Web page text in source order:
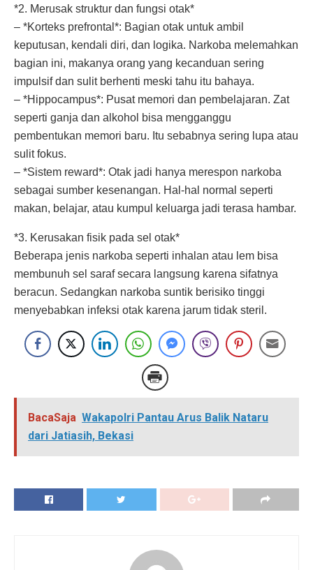
*2. Merusak struktur dan fungsi otak*
– *Korteks prefrontal*: Bagian otak untuk ambil
keputusan, kendali diri, dan logika. Narkoba melemahkan
bagian ini, makanya orang yang kecanduan sering
impulsif dan sulit berhenti meski tahu itu bahaya.
– *Hippocampus*: Pusat memori dan pembelajaran. Zat
seperti ganja dan alkohol bisa mengganggu
pembentukan memori baru. Itu sebabnya sering lupa atau
sulit fokus.
– *Sistem reward*: Otak jadi hanya merespon narkoba
sebagai sumber kesenangan. Hal-hal normal seperti
makan, belajar, atau kumpul keluarga jadi terasa hambar.
*3. Kerusakan fisik pada sel otak*
Beberapa jenis narkoba seperti inhalan atau lem bisa
membunuh sel saraf secara langsung karena sifatnya
beracun. Sedangkan narkoba suntik berisiko tinggi
menyebabkan infeksi otak karena jarum tidak steril.
BacaSaja Wakapolri Pantau Arus Balik Nataru
dari Jatiasih, Bekasi